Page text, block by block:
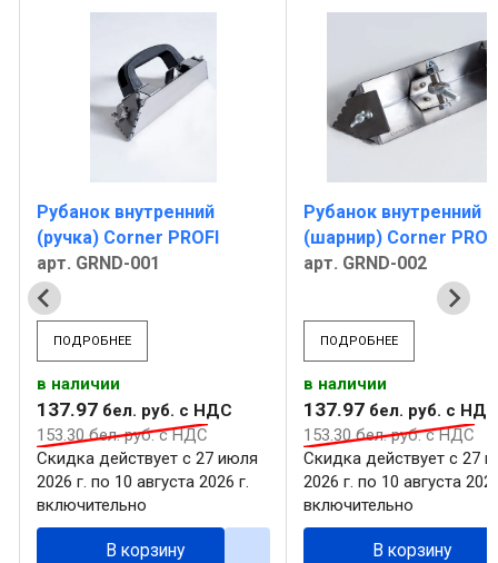
Рубанок внутренний
(ручка) Corner PROFI
арт. GRND-001
ПОДРОБНЕЕ
в наличии
137.97 бел. руб. с НДС
153.30бел. руб. с НДС
Скидка действует с 27 июля
2026 г. по 10 августа 2026 г.
включительно
В корзину
Рубанок внутренний
(шарнир) Corner
арт. GRND-002
ПОДРОБНЕЕ
в наличии
137.97 бел. руб. с НДС
153.30бел. руб. с НДС
Скидка действует с 27
2026 г. по 10 августа
включительно
В корзину